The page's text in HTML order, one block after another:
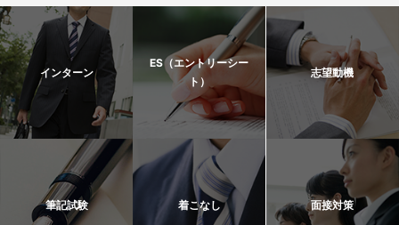
インターン
ES（エントリーシー
ト）
志望動機
筆記試験 着こなし 面接対策